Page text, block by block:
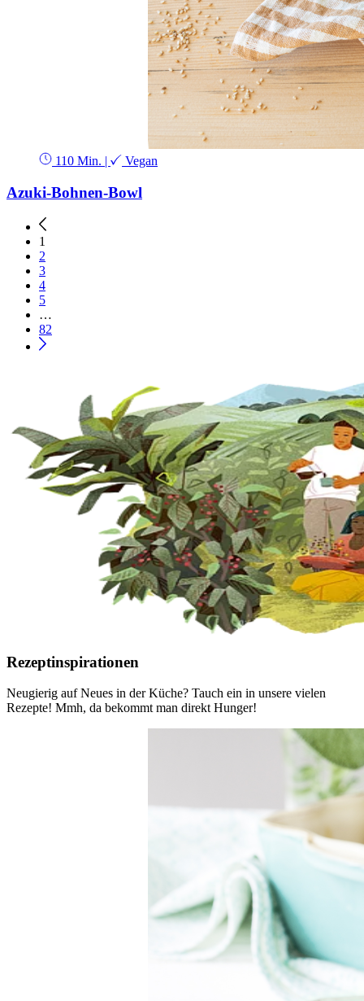
110 Min. | Vegan
Azuki-Bohnen-Bowl
1
2
3
4
5
…
82
Rezeptinspirationen
Neugierig auf Neues in der Küche? Tauch ein in unsere vielen
Rezepte! Mmh, da bekommt man direkt Hunger!